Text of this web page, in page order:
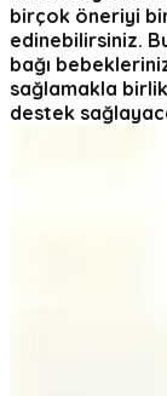
birçok öneriyi
edinebilirsiniz.
bağı
sağlamakla
destek